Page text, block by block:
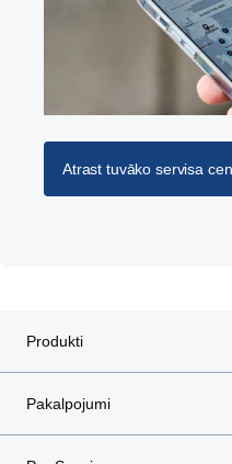
Atrast tuvāko servisa
Produkti
Pakalpojumi